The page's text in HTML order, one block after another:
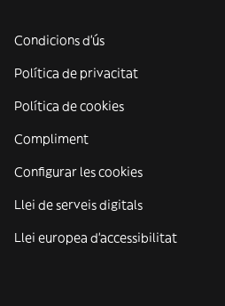
Condicions d'ús
Política de privacitat
Política de cookies
Compliment
Configurar les cookies
Llei de serveis digitals
Llei europea d'accessibilitat